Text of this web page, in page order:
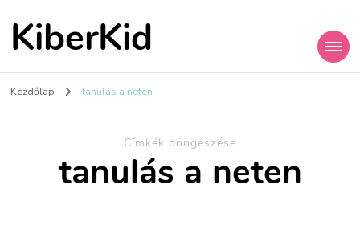
KiberKid
Kezdőlap tanulás a neten
Címkék böngészése
tanulás a neten